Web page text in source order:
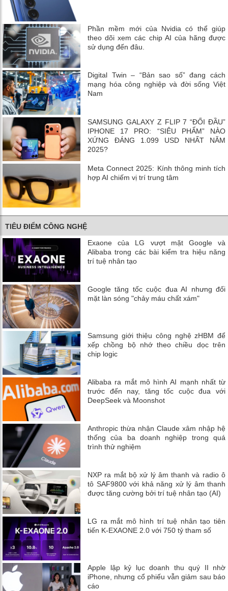
Phần mềm mới của Nvidia có thể giúp
theo dõi xem các chip AI của hãng được
sử dụng đến đâu.
Digital Twin – “Bản sao số” đang cách
mạng hóa công nghiệp và đời sống Việt
Nam
SAMSUNG GALAXY Z FLIP 7 “ĐỐI ĐẦU”
IPHONE 17 PRO: “SIÊU PHẨM” NÀO
XỨNG ĐÁNG 1.099 USD NHẤT NĂM
2025?
Meta Connect 2025: Kính thông minh tích
hợp AI chiếm vị trí trung tâm
TIÊU ĐIỂM CÔNG NGHỆ
Exaone của LG vượt mặt Google và
Alibaba trong các bài kiểm tra hiệu năng
trí tuệ nhân tạo
Google tăng tốc cuộc đua AI nhưng đối
mặt làn sóng "chảy máu chất xám"
Samsung giới thiệu công nghệ zHBM để
xếp chồng bộ nhớ theo chiều dọc trên
chip logic
Alibaba ra mắt mô hình AI mạnh nhất từ
trước đến nay, tăng tốc cuộc đua với
DeepSeek và Moonshot
Anthropic thừa nhận Claude xâm nhập hệ
thống của ba doanh nghiệp trong quá
trình thử nghiệm
NXP ra mắt bộ xử lý âm thanh và radio ô
tô SAF9800 với khả năng xử lý âm thanh
được tăng cường bởi trí tuệ nhân tạo (AI)
LG ra mắt mô hình trí tuệ nhân tạo tiên
tiến K-EXAONE 2.0 với 750 tỷ tham số
Apple lập kỷ lục doanh thu quý II nhờ
iPhone, nhưng cổ phiếu vẫn giảm sau báo
cáo